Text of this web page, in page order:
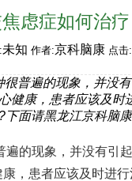
虑症如何治疗
未知 作者:京科脑康 点击:
普遍的现象，并没
健康，患者应该及时
面请黑龙江京科脑
现象，并没有引起
，患者应该及时进